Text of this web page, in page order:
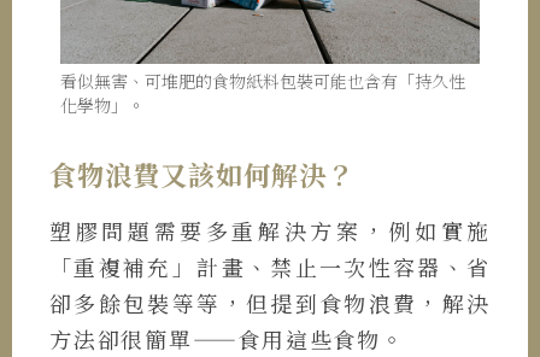
看似無害、可堆肥的食物紙料包裝可能也含有「持久性
化學物」。
食物浪費又該如何解決？
塑膠問題需要多重解決方案，例如實施
「重複補充」計畫、禁止一次性容器、省
卻多餘包裝等等，但提到食物浪費，解決
方法卻很簡單——食用這些食物。